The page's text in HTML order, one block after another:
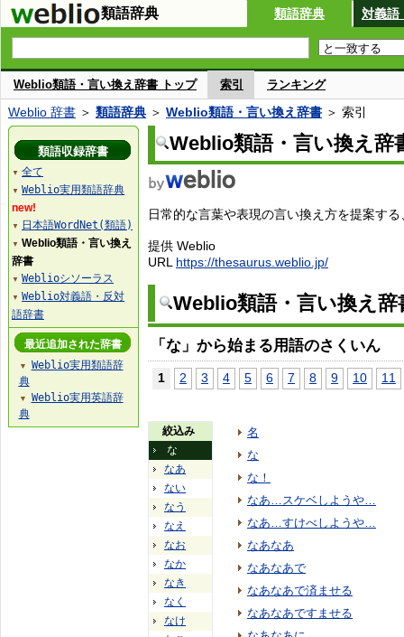
類語辞典 類語辞典 対義語
Weblio類語・言い換え辞書 トップ 索引 ランキング
Weblio 辞書 ＞ 類語辞典 ＞ Weblio類語・言い換え辞書 ＞ 索引
Weblio類語・言い換え辞
日常的な言葉や表現の言い換え方を提案す
提供 Weblio
URL https://thesaurus.weblio.jp/
Weblio類語・言い換え
「な」から始まる用語のさくいん
1 2 3 4 5 6 7 8 9 10 11
絞込み
な
なあ
ない
なう
なえ
なお
なか
なき
なく
なけ
名
な
な！
なあ…スケベしようや…
なあ…すけべしようや…
なあなあ
なあなあで
なあなあで済ませる
なあなあですませる
類語収録辞書
▼ 全て
▼ Weblio実用類語辞典
new!
▼ 日本語WordNet(類語)
▼ Weblio類語・言い換え
辞書
▼ Weblioシソーラス
▼ Weblio対義語・反対
語辞書
最近追加された辞書
▼
Weblio実用類語辞
典
▼
Weblio実用英語辞
典